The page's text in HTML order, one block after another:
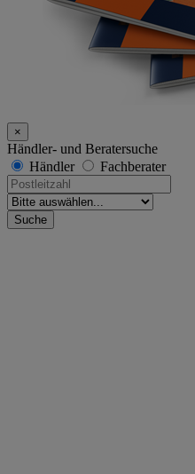
×
Händler- und Beratersuche
Händler
Fachberater